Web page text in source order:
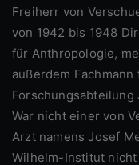
Freiherr von
von 1942 bis 1948
für Anthropologie,
außerdem
Forschungsabteilung
War nicht einer von
Arzt namens Josef
Wilhelm-Institut